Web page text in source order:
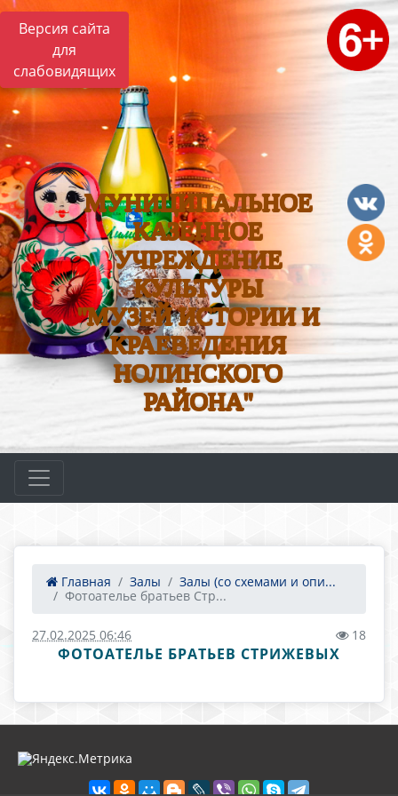
Версия сайта
для
слабовидящих
МУНИЦИПАЛЬНОЕ
КАЗЕННОЕ
УЧРЕЖДЕНИЕ
КУЛЬТУРЫ
"МУЗЕЙ ИСТОРИИ И
КРАЕВЕДЕНИЯ
НОЛИНСКОГО
РАЙОНА"
Главная Залы
Залы (со схемами и опи...
Фотоателье братьев Стр...
27.02.2025 06:46 18
ФОТОАТЕЛЬЕ БРАТЬЕВ СТРИЖЕВЫХ